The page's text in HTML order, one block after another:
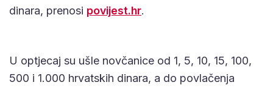
dinara, prenosi povijest.hr.
U optjecaj su ušle novčanice od 1, 5, 10, 15, 100,
500 i 1.000 hrvatskih dinara, a do povlačenja